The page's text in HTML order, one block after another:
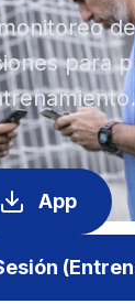
para
App